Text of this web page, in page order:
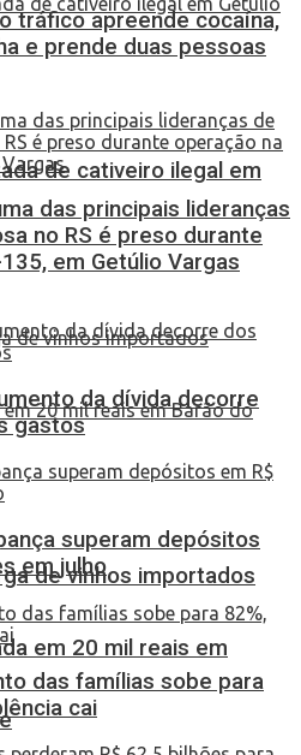
de cativeiro ilegal em
de vinhos importados
em 20 mil reais em
tráfico apreende cocaína,
e prende duas pessoas
das principais lideranças
no RS é preso durante
em Getúlio Vargas
da dívida decorre
gastos
superam depósitos
em julho
das famílias sobe para
cai